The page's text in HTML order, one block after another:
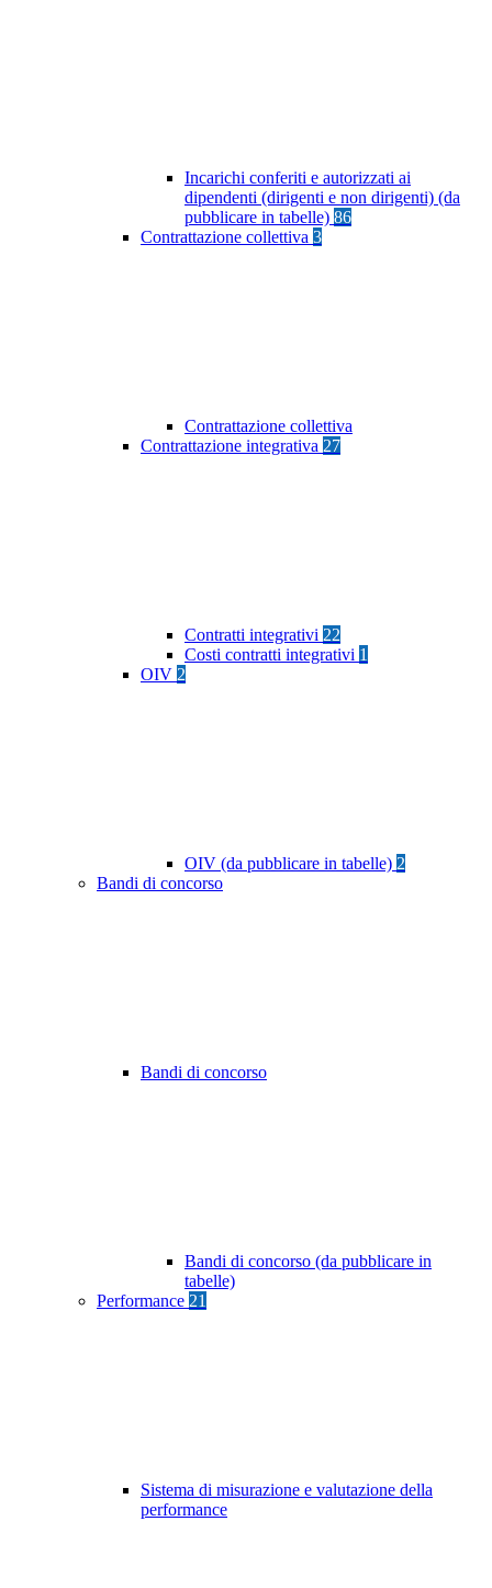
Incarichi conferiti e autorizzati ai
dipendenti (dirigenti e non dirigenti) (da
pubblicare in tabelle) 86
Contrattazione collettiva 3
Contrattazione collettiva
Contrattazione integrativa 27
Contratti integrativi 22
Costi contratti integrativi 1
OIV 2
OIV (da pubblicare in tabelle) 2
Bandi di concorso
Bandi di concorso
Bandi di concorso (da pubblicare in
tabelle)
Performance 21
Sistema di misurazione e valutazione della
performance